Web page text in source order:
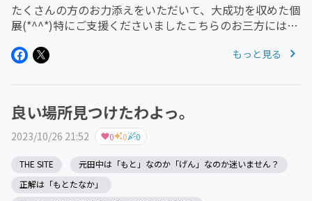
たくさんの方のお力添えをいただいて、大成功を収めた個
展(*^^*)特にご支援くださいましたこちらのお三方には重
a10671cd0484 様(*´︶`*)Thanks!※特設...
もっと見る
良い場所見つけたわよっ。
2023/10/26 21:52 0 0 0
THE SITE
元田中は「もと」なのか「げん」なのか迷いません？
正解は「もとたなか」